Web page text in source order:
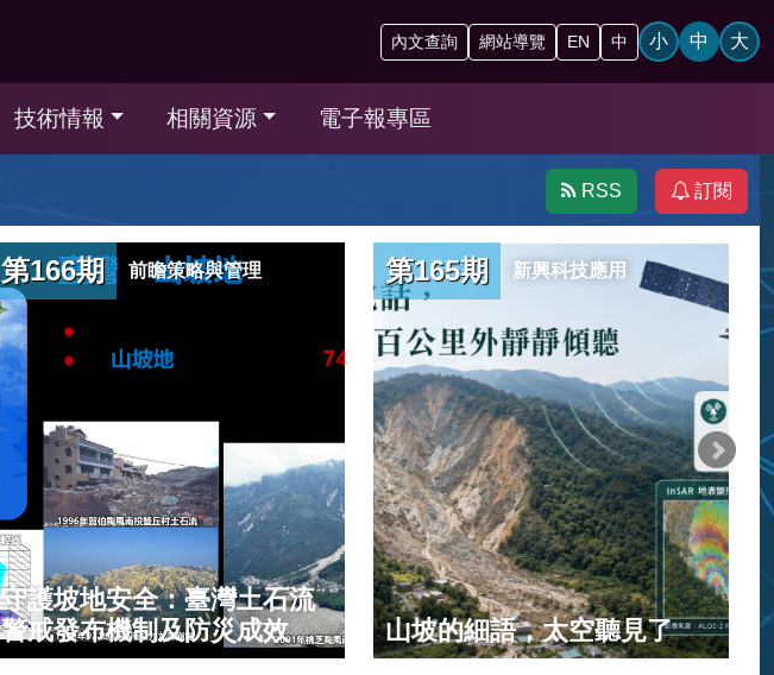
內文查詢 網站導覽 EN 中 小 中 大
技術情報 相關資源 電子報專區
RSS 訂閱
第166期 前瞻策略與管理
守護坡地安全：臺灣土石流
警戒發布機制及防災成效
第165期 新興科技應用
山坡的細語，太空聽見了